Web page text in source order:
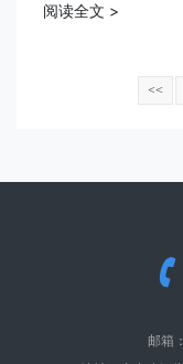
阅读全文 >
<<
邮箱：